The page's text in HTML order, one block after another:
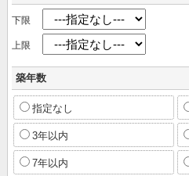
下限
上限
築年数
指定なし
3年以内
7年以内